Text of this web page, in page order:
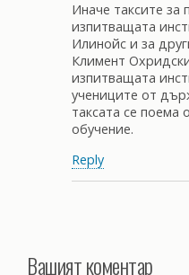
Иначе таксите за
изпитващата
Илинойс и за
Климент
изпитващата
учениците от
таксата се поема
обучение.
Reply
Вашият коментар